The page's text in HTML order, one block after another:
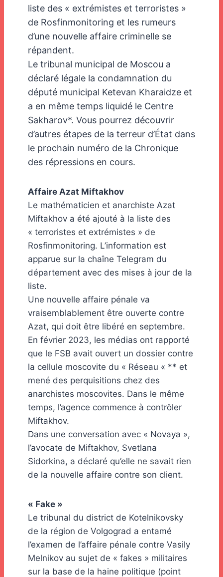
liste des « extrémistes et terroristes »
de Rosfinmonitoring et les rumeurs
d’une nouvelle affaire criminelle se
répandent.
Le tribunal municipal de Moscou a
déclaré légale la condamnation du
député municipal Ketevan Kharaidze et
a en même temps liquidé le Centre
Sakharov*. Vous pourrez découvrir
d’autres étapes de la terreur d’État dans
le prochain numéro de la Chronique
des répressions en cours.
Affaire Azat Miftakhov
Le mathématicien et anarchiste Azat
Miftakhov a été ajouté à la liste des
« terroristes et extrémistes » de
Rosfinmonitoring. L’information est
apparue sur la chaîne Telegram du
département avec des mises à jour de la
liste.
Une nouvelle affaire pénale va
vraisemblablement être ouverte contre
Azat, qui doit être libéré en septembre.
En février 2023, les médias ont rapporté
que le FSB avait ouvert un dossier contre
la cellule moscovite du « Réseau « ** et
mené des perquisitions chez des
anarchistes moscovites. Dans le même
temps, l’agence commence à contrôler
Miftakhov.
Dans une conversation avec « Novaya »,
l’avocate de Miftakhov, Svetlana
Sidorkina, a déclaré qu’elle ne savait rien
de la nouvelle affaire contre son client.
« Fake »
Le tribunal du district de Kotelnikovsky
de la région de Volgograd a entamé
l’examen de l’affaire pénale contre Vasily
Melnikov au sujet de « fakes » militaires
sur la base de la haine politique (point